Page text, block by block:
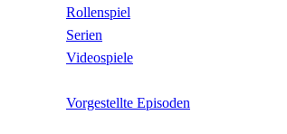
Rollenspiel
Serien
Videospiele
Vorgestellte Episoden